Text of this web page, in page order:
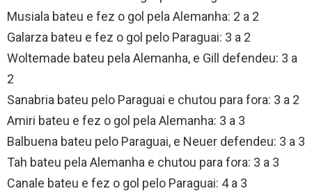
Musiala bateu e fez o gol pela Alemanha: 2 a 2
Galarza bateu e fez o gol pelo Paraguai: 3 a 2
Woltemade bateu pela Alemanha, e Gill defendeu: 3 a
2
Sanabria bateu pelo Paraguai e chutou para fora: 3 a 2
Amiri bateu e fez o gol pela Alemanha: 3 a 3
Balbuena bateu pelo Paraguai, e Neuer defendeu: 3 a 3
Tah bateu pela Alemanha e chutou para fora: 3 a 3
Canale bateu e fez o gol pelo Paraguai: 4 a 3